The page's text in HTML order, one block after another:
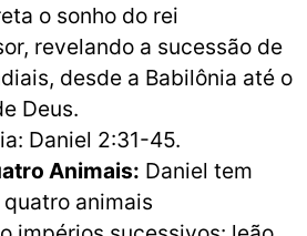
o sonho do rei
revelando a sucessão de
desde a Babilônia até o
Deus.
Daniel 2:31-45.
Animais: Daniel tem
animais